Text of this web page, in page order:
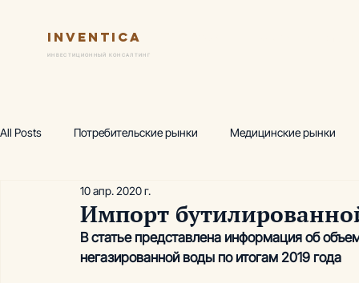
Inventica
ИНВЕСТИЦИОННЫЙ КОНСАЛТИНГ
All Posts Потребительские рынки Медицинские рынки
Финансовая модель
Wellness-центр Горнолыжные комплексы
Импорт
10 апр. 2020 г.
В статье представлена информация об
негазированной воды по итогам 2019 года